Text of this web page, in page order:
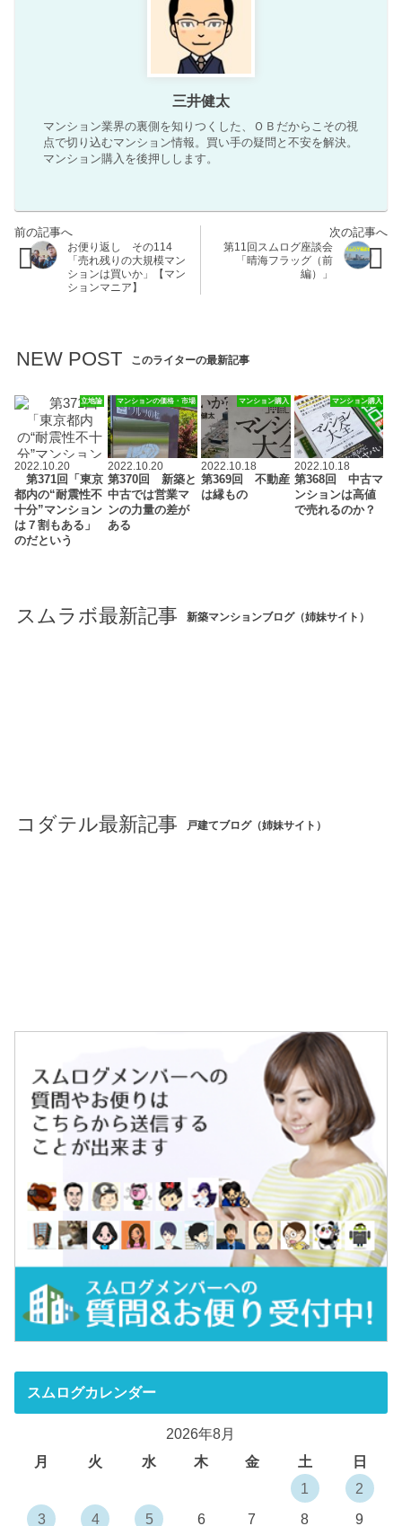
三井健太
マンション業界の裏側を知りつくした、ＯＢだからこその視
点で切り込むマンション情報。買い手の疑問と不安を解決。
マンション購入を後押しします。
お便り返し その114
「売れ残りの大規模マン
ションは買いか」【マン
ションマニア】
第11回スムログ座談会
「晴海フラッグ（前
編）」
NEW POST このライターの最新記事
立地論
2022.10.20
第371回「東京
都内の“耐震性不
十分”マンション
は７割もある」
のだという
マンションの価格・市場
2022.10.20
第370回 新築と
中古では営業マ
ンの力量の差が
ある
マンション購入
2022.10.18
第369回 不動産
は縁もの
マンション購入
2022.10.18
第368回 中古マ
ンションは高値
で売れるのか？
スムラボ最新記事 新築マンションブログ（姉妹サイト）
コダテル最新記事 戸建てブログ（姉妹サイト）
スムログカレンダー
2026年8月
月
火 水 木 金 土
日
1
2
3
4 5 6 7 8
9